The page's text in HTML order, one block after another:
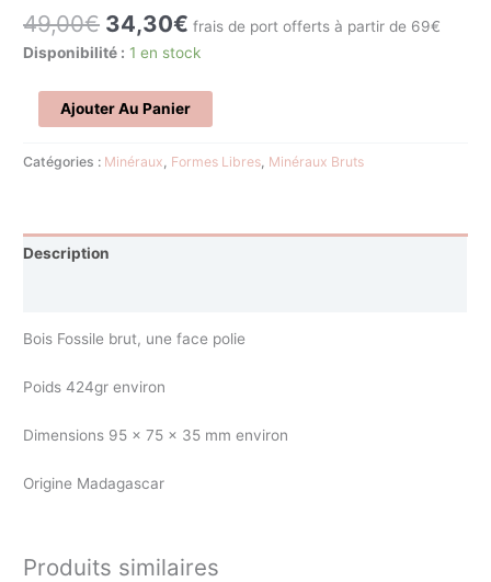
49,00€ 34,30€ frais de port offerts à partir de 69€
Disponibilité : 1 en stock
Ajouter Au Panier
Catégories : Minéraux Formes Libres Minéraux Bruts
Description
Bois Fossile brut, une face polie
Poids 424gr environ
Dimensions 95 x 75 x 35 mm environ
Origine Madagascar
Produits similaires